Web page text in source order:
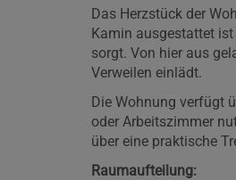
Das Herzstück der
Kamin ausgestattet
sorgt. Von hier aus
Verweilen einlädt.
Die Wohnung verfügt
oder Arbeitszimmer
über eine praktische
Raumaufteilung: